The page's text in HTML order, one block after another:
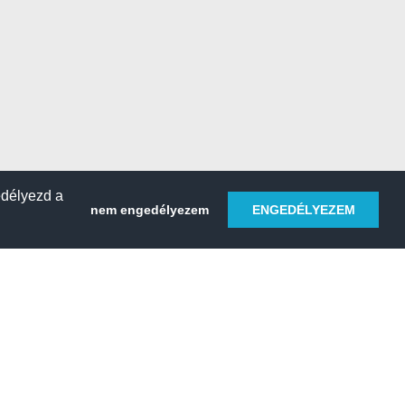
a
nem engedélyezem ENGEDÉLYEZEM